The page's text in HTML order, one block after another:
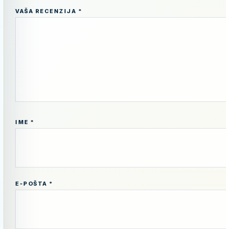
VAŠA RECENZIJA *
IME *
E-POŠTA *